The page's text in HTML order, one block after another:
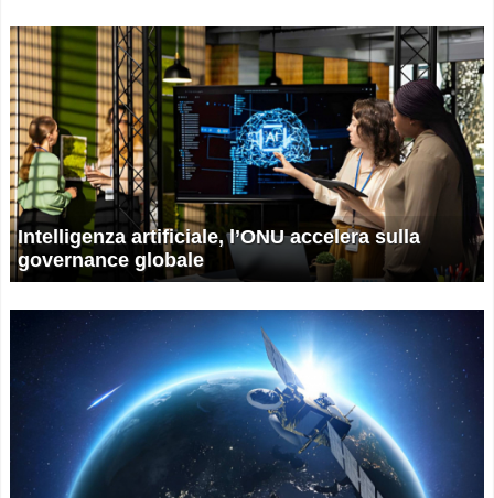
Intelligenza artificiale, l’ONU accelera sulla
governance globale